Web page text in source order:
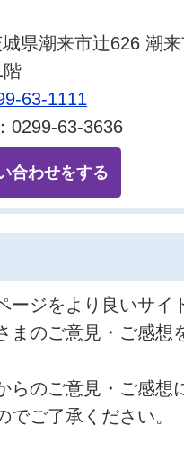
県潮来市辻626 潮
63-1111
0299-63-3636
合わせをする
ージをより良いサイ
まのご意見・ご感想
らのご意見・ご感想
でご了承ください。